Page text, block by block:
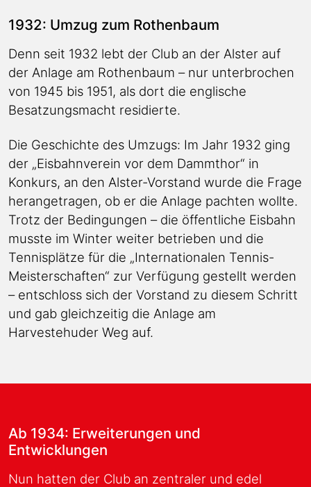
1932: Umzug zum Rothenbaum
Denn seit 1932 lebt der Club an der Alster auf
der Anlage am Rothenbaum – nur unterbrochen
von 1945 bis 1951, als dort die englische
Besatzungsmacht residierte.
Die Geschichte des Umzugs: Im Jahr 1932 ging
der „Eisbahnverein vor dem Dammthor“ in
Konkurs, an den Alster-Vorstand wurde die Frage
herangetragen, ob er die Anlage pachten wollte.
Trotz der Bedingungen – die öffentliche Eisbahn
musste im Winter weiter betrieben und die
Tennisplätze für die „Internationalen Tennis-
Meisterschaften“ zur Verfügung gestellt werden
– entschloss sich der Vorstand zu diesem Schritt
und gab gleichzeitig die Anlage am
Harvestehuder Weg auf.
Ab 1934: Erweiterungen und
Entwicklungen
Nun hatten der Club an zentraler und edel